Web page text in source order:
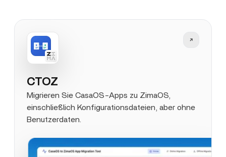
CTOZ
Migrieren Sie CasaOS-Apps zu ZimaOS,
einschließlich Konfigurationsdateien, aber ohne
Benutzerdaten.